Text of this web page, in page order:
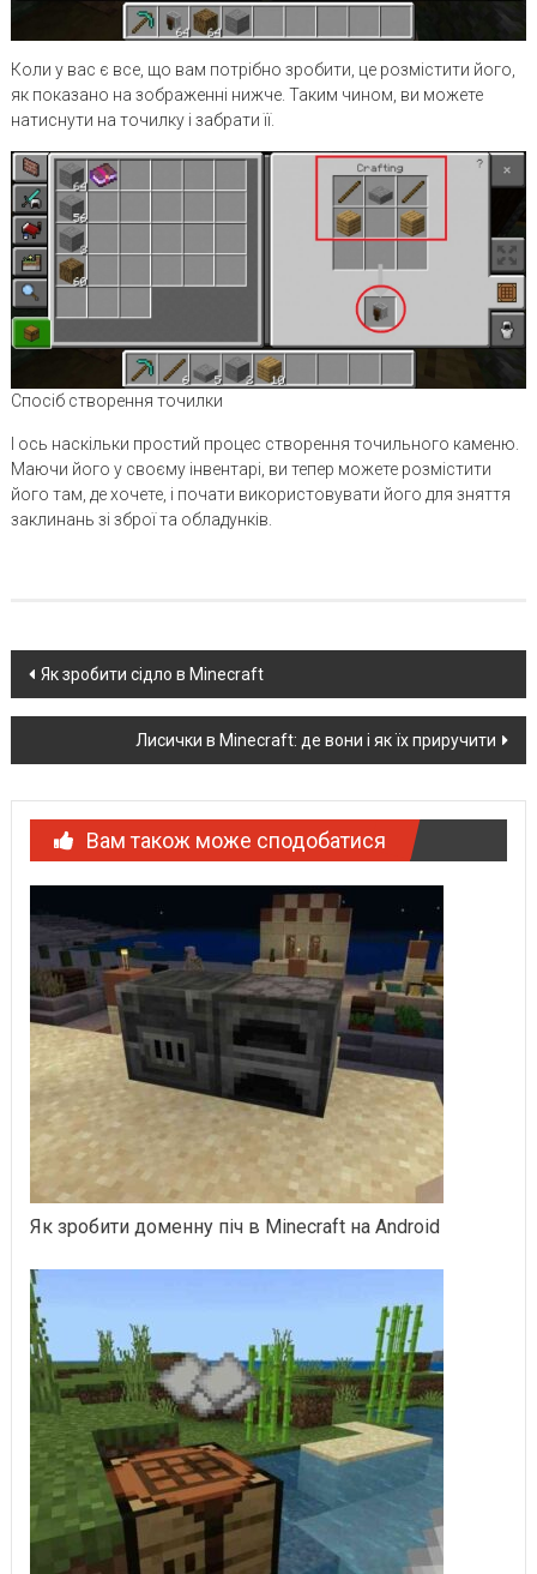
Коли у вас є все, що вам потрібно зробити, це розмістити його,
як показано на зображенні нижче. Таким чином, ви можете
натиснути на точилку і забрати її.
Спосіб створення точилки
І ось наскільки простий процес створення точильного каменю.
Маючи його у своєму інвентарі, ви тепер можете розмістити
його там, де хочете, і почати використовувати його для зняття
заклинань зі зброї та обладунків.
Post
navigation
Як зробити сідло в Minecraft
Лисички в Minecraft: де вони і як їх приручити
Вам також може сподобатися
Як зробити доменну піч в Minecraft на Android